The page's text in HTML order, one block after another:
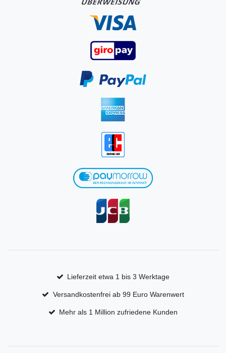
Lieferzeit etwa 1 bis 3 Werktage
Versandkostenfrei ab 99 Euro Warenwert
Mehr als 1 Million zufriedene Kunden